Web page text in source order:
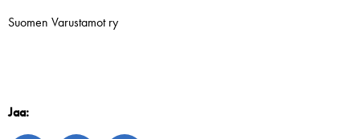
Suomen Varustamot ry
Jaa: